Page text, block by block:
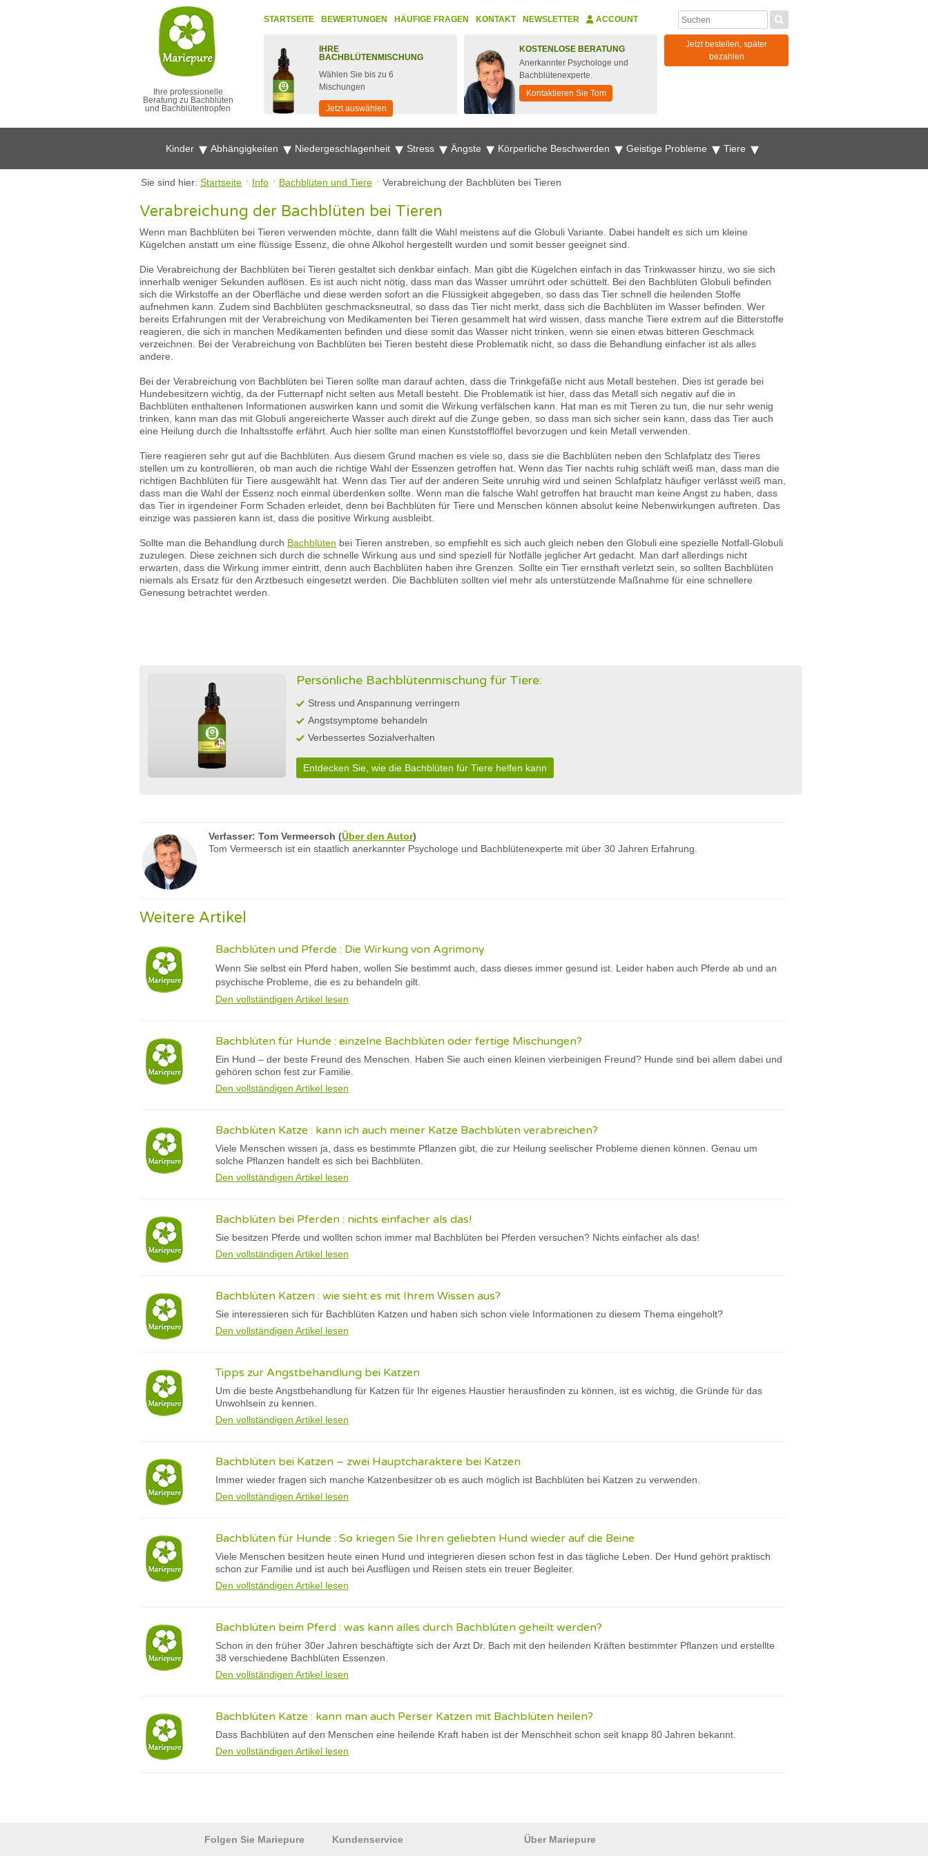
Ihre professionelle
Beratung zu Bachblüten
und Bachblütentropfen
STARTSEITE BEWERTUNGEN HÄUFIGE FRAGEN KONTAKT NEWSLETTER ACCOUNT
IHRE
BACHBLÜTENMISCHUNG
Wählen Sie bis zu 6
Mischungen
Jetzt auswählen
KOSTENLOSE BERATUNG
Anerkannter Psychologe und
Bachblütenexperte.
Kontaktieren Sie Tom
Jetzt bestellen, später
bezahlen
Kinder Abhängigkeiten Niedergeschlagenheit Stress Ängste Körperliche Beschwerden Geistige Probleme Tiere
Sie sind hier: Startseite Info Bachblüten und Tiere Verabreichung der Bachblüten bei Tieren
Verabreichung der Bachblüten bei Tieren
Wenn man Bachblüten bei Tieren verwenden möchte, dann fällt die Wahl meistens auf die Globuli Variante. Dabei handelt es sich um kleine
Kügelchen anstatt um eine flüssige Essenz, die ohne Alkohol hergestellt wurden und somit besser geeignet sind.
Die Verabreichung der Bachblüten bei Tieren gestaltet sich denkbar einfach. Man gibt die Kügelchen einfach in das Trinkwasser hinzu, wo sie sich
innerhalb weniger Sekunden auflösen. Es ist auch nicht nötig, dass man das Wasser umrührt oder schüttelt. Bei den Bachblüten Globuli befinden
sich die Wirkstoffe an der Oberfläche und diese werden sofort an die Flüssigkeit abgegeben, so dass das Tier schnell die heilenden Stoffe
aufnehmen kann. Zudem sind Bachblüten geschmacksneutral, so dass das Tier nicht merkt, dass sich die Bachblüten im Wasser befinden. Wer
bereits Erfahrungen mit der Verabreichung von Medikamenten bei Tieren gesammelt hat wird wissen, dass manche Tiere extrem auf die Bitterstoffe
reagieren, die sich in manchen Medikamenten befinden und diese somit das Wasser nicht trinken, wenn sie einen etwas bitteren Geschmack
verzeichnen. Bei der Verabreichung von Bachblüten bei Tieren besteht diese Problematik nicht, so dass die Behandlung einfacher ist als alles
andere.
Bei der Verabreichung von Bachblüten bei Tieren sollte man darauf achten, dass die Trinkgefäße nicht aus Metall bestehen. Dies ist gerade bei
Hundebesitzern wichtig, da der Futternapf nicht selten aus Metall besteht. Die Problematik ist hier, dass das Metall sich negativ auf die in
Bachblüten enthaltenen Informationen auswirken kann und somit die Wirkung verfälschen kann. Hat man es mit Tieren zu tun, die nur sehr wenig
trinken, kann man das mit Globuli angereicherte Wasser auch direkt auf die Zunge geben, so dass man sich sicher sein kann, dass das Tier auch
eine Heilung durch die Inhaltsstoffe erfährt. Auch hier sollte man einen Kunststofflöffel bevorzugen und kein Metall verwenden.
Tiere reagieren sehr gut auf die Bachblüten. Aus diesem Grund machen es viele so, dass sie die Bachblüten neben den Schlafplatz des Tieres
stellen um zu kontrollieren, ob man auch die richtige Wahl der Essenzen getroffen hat. Wenn das Tier nachts ruhig schläft weiß man, dass man die
richtigen Bachblüten für Tiere ausgewählt hat. Wenn das Tier auf der anderen Seite unruhig wird und seinen Schlafplatz häufiger verlässt weiß man,
dass man die Wahl der Essenz noch einmal überdenken sollte. Wenn man die falsche Wahl getroffen hat braucht man keine Angst zu haben, dass
das Tier in irgendeiner Form Schaden erleidet, denn bei Bachblüten für Tiere und Menschen können absolut keine Nebenwirkungen auftreten. Das
einzige was passieren kann ist, dass die positive Wirkung ausbleibt.
Sollte man die Behandlung durch Bachblüten bei Tieren anstreben, so empfiehlt es sich auch gleich neben den Globuli eine spezielle Notfall-Globuli
zuzulegen. Diese zeichnen sich durch die schnelle Wirkung aus und sind speziell für Notfälle jeglicher Art gedacht. Man darf allerdings nicht
erwarten, dass die Wirkung immer eintritt, denn auch Bachblüten haben ihre Grenzen. Sollte ein Tier ernsthaft verletzt sein, so sollten Bachblüten
niemals als Ersatz für den Arztbesuch eingesetzt werden. Die Bachblüten sollten viel mehr als unterstützende Maßnahme für eine schnellere
Genesung betrachtet werden.
Persönliche Bachblütenmischung für Tiere:
Stress und Anspannung verringern
Angstsymptome behandeln
Verbessertes Sozialverhalten
Entdecken Sie, wie die Bachblüten für Tiere helfen kann
Verfasser: Tom Vermeersch (Über den Autor)
Tom Vermeersch ist ein staatlich anerkannter Psychologe und Bachblütenexperte mit über 30 Jahren Erfahrung.
Weitere Artikel
Bachblüten und Pferde : Die Wirkung von Agrimony
Wenn Sie selbst ein Pferd haben, wollen Sie bestimmt auch, dass dieses immer gesund ist. Leider haben auch Pferde ab und an
psychische Probleme, die es zu behandeln gilt.
Den vollständigen Artikel lesen
Bachblüten für Hunde : einzelne Bachblüten oder fertige Mischungen?
Ein Hund – der beste Freund des Menschen. Haben Sie auch einen kleinen vierbeinigen Freund? Hunde sind bei allem dabei und
gehören schon fest zur Familie.
Den vollständigen Artikel lesen
Bachblüten Katze : kann ich auch meiner Katze Bachblüten verabreichen?
Viele Menschen wissen ja, dass es bestimmte Pflanzen gibt, die zur Heilung seelischer Probleme dienen können. Genau um
solche Pflanzen handelt es sich bei Bachblüten.
Den vollständigen Artikel lesen
Bachblüten bei Pferden : nichts einfacher als das!
Sie besitzen Pferde und wollten schon immer mal Bachblüten bei Pferden versuchen? Nichts einfacher als das!
Den vollständigen Artikel lesen
Bachblüten Katzen : wie sieht es mit Ihrem Wissen aus?
Sie interessieren sich für Bachblüten Katzen und haben sich schon viele Informationen zu diesem Thema eingeholt?
Den vollständigen Artikel lesen
Tipps zur Angstbehandlung bei Katzen
Um die beste Angstbehandlung für Katzen für Ihr eigenes Haustier herausfinden zu können, ist es wichtig, die Gründe für das
Unwohlsein zu kennen.
Den vollständigen Artikel lesen
Bachblüten bei Katzen – zwei Hauptcharaktere bei Katzen
Immer wieder fragen sich manche Katzenbesitzer ob es auch möglich ist Bachblüten bei Katzen zu verwenden.
Den vollständigen Artikel lesen
Bachblüten für Hunde : So kriegen Sie Ihren geliebten Hund wieder auf die Beine
Viele Menschen besitzen heute einen Hund und integrieren diesen schon fest in das tägliche Leben. Der Hund gehört praktisch
schon zur Familie und ist auch bei Ausflügen und Reisen stets ein treuer Begleiter.
Den vollständigen Artikel lesen
Bachblüten beim Pferd : was kann alles durch Bachblüten geheilt werden?
Schon in den früher 30er Jahren beschäftigte sich der Arzt Dr. Bach mit den heilenden Kräften bestimmter Pflanzen und erstellte
38 verschiedene Bachblüten Essenzen.
Den vollständigen Artikel lesen
Bachblüten Katze : kann man auch Perser Katzen mit Bachblüten heilen?
Dass Bachblüten auf den Menschen eine heilende Kraft haben ist der Menschheit schon seit knapp 80 Jahren bekannt.
Den vollständigen Artikel lesen
Folgen Sie Mariepure Kundenservice Über Mariepure